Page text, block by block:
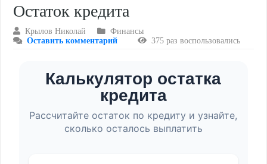
Остаток кредита
Крылов Николай
Финансы
Оставить комментарий
375 раз воспользовались
Калькулятор остатка
кредита
Рассчитайте остаток по кредиту и узнайте,
сколько осталось выплатить